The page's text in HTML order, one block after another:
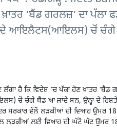
‘ਬੈਂਡ ਗਰਲਜ਼’ ਦਾ ਪੱਲਾ
ਦੇ ਆਇਲੈਟਸ(ਆਇਲਸ) ਚੋਂ ਚੰਗੇ
ਹੈ ਕਿ ਵਿਦੇਸ਼ ’ਚ ਪੱਕਾ ਹੋਣ ਖ਼ਾਤਰ ‘ਬੈਂਡ
ਚੋਂ ਚੰਗੇ ਬੈਂਡ ਆ ਜਾਂਦੇ ਸਨ, ਉਨ੍ਹਾਂ ਦੇ
ਸਰਕਾਰ ਵੱਲੋਂ ਲੜਕੀਆਂ ਦੀ ਵਿਆਹ ਉਮਰ
ਲੜਕੀਆਂ ਲਈ ਵਿਆਹ ਦੀ ਘੱਟੋ ਘੱਟ ਉਮਰ